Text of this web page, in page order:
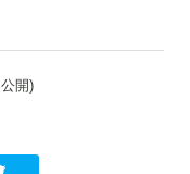
公開)